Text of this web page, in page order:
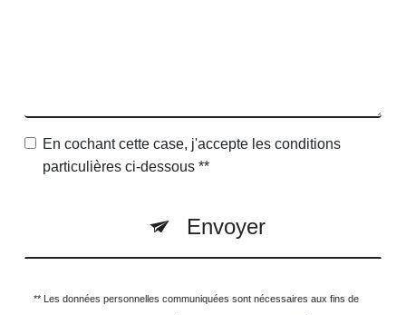
En cochant cette case, j'accepte les conditions
particulières ci-dessous **
Envoyer
** Les données personnelles communiquées sont nécessaires aux fins de